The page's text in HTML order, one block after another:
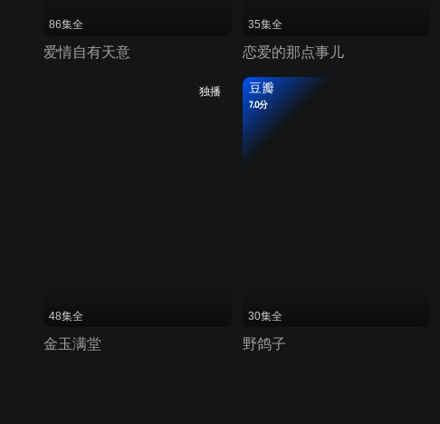
86集全
爱情自有天意
35集全
恋爱的那点事儿
独播
48集全
金玉满堂
豆瓣
7.0分
30集全
野鸽子